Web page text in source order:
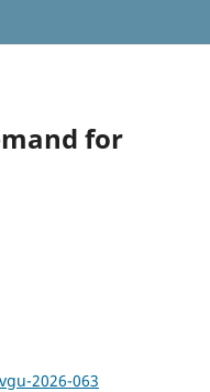
for
2026-063